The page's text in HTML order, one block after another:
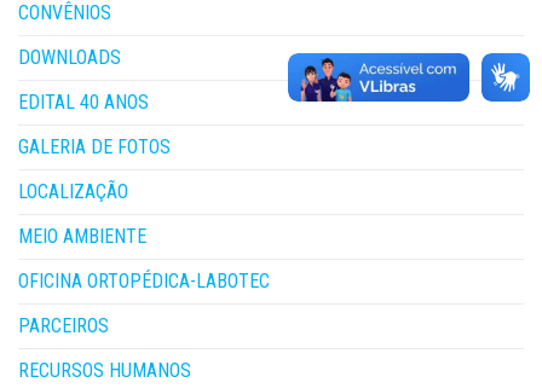
CONVÊNIOS
DOWNLOADS
EDITAL 40 ANOS
GALERIA DE FOTOS
LOCALIZAÇÃO
MEIO AMBIENTE
OFICINA ORTOPÉDICA-LABOTEC
PARCEIROS
RECURSOS HUMANOS